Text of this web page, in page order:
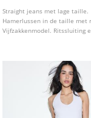
Straight jeans met lage taille.
Hamerlussen in de taille met
Vijfzakkenmodel. Ritssluiting